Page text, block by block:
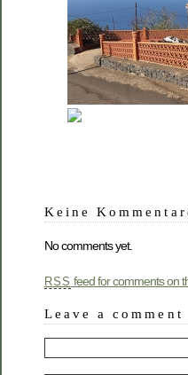
Keine
No comments yet.
RSS feed for comments on
Leave a comment